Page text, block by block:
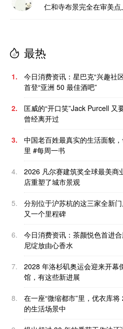
仁和寺布景完全在审美点
最热
1.
今日消费资讯：星巴克“兴趣社
首登“亚洲 50 最佳酒吧”
2.
匡威的“开口笑”Jack Purcell 又
曾经离开过
3.
中国老百姓最真实的生活面貌
里 #每周一书
4.
2026 凡尔赛建筑奖全球最美商
店重塑了城市景观
5.
分别位于沪苏杭的这三家全新
又一个里程碑
6.
今日消费资讯：茶颜悦色首进
尼绽放由心香水
7.
2028 年洛杉矶奥运会迎来开幕
馆，有这些新进展
8.
在一座“微缩都市”里，优衣库
的生活场景中